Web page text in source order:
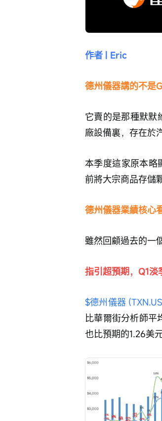
作者 | Eric
德州儀器講的不是
它賣的是那種默默
廠設備裏，存在於
本季度這家原本略
前將大宗商品存儲
德州儀器業績核心
雖然回顧過去的一
指引超預期，Q1淡
$德州儀器
比華爾街分析師平
也比預期的1.26美